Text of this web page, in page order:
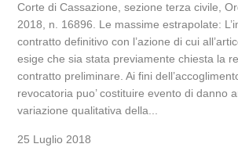
Corte di Cassazione, sezione terza civile,
2018, n. 16896. Le massime estrapolate:
contratto definitivo con l’azione di cui
esige che sia stata previamente chiesta la
contratto preliminare. Ai fini
revocatoria puo’ costituire evento di danno
variazione qualitativa della...
25 Luglio 2018